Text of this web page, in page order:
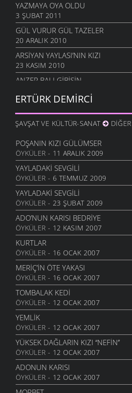
YAZMAYA OYA OLDU
3 ŞUBAT 2011
GÜL VURUR GÜL TAZELER
20 ARALIK 2010
ARSIYAN YAYLASI’NIN KIZI
23 KASIM 2010
ANZER BALI GIBISIN
SEVERIM İSTANBULU
14 EKIM 2010
GÖZLER SESSIZ AĞLADI
10 EKIM 2010
İÇIMDE SAKLIYORUM
29 EYLÜL 2010
SENSIZIM ŞIMDI
23 EYLÜL 2010
HAYALIN
20 AĞUSTOS 2010
DIRHEM DIRHEM
22 TEMMUZ 2010
GEZELIM SAHILI
28 HAZIRAN 2010
SEN VARSIN BU ŞEHIRDE
10 HAZIRAN 2010
SEVDANIN PANAYIRI
23 MAYIS 2010
BITMEZ BU AĞLAYIŞLAR
7 MAYIS 2010
NAZAR BONCUĞU GIBI
25 NISAN 2010
YALANMIŞ
10 NISAN 2010
ERTÜRK DEMIRCI
ŞAVŞAT VE KÜLTÜR-SANAT
POŞANIN KIZI GÜLÜMSER
ÖYKÜLER - 11 ARALIK 2009
YAYLADAKI SEVGILI
ÖYKÜLER - 6 TEMMUZ 2009
YAYLADAKI SEVGILI
ÖYKÜLER - 23 ŞUBAT 2009
ADO’NUN KARISI BEDRIYE
ÖYKÜLER - 12 KASIM 2007
KURTLAR
ÖYKÜLER - 16 OCAK 2007
MERİÇ’İN ÖTE YAKASI
ÖYKÜLER - 16 OCAK 2007
TOMBALAK KEDİ
ÖYKÜLER - 12 OCAK 2007
YEMLİK
ÖYKÜLER - 12 OCAK 2007
YÜKSEK DAĞLARIN KIZI ‘‘NEFİN’’
ÖYKÜLER - 12 OCAK 2007
ADONUN KARISI
ÖYKÜLER - 12 OCAK 2007